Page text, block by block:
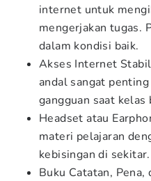
internet untuk
mengerjakan tugas.
dalam kondisi baik.
Akses Internet
andal sangat
gangguan saat kelas
Headset atau
materi pelajaran
kebisingan di sekitar.
Buku Catatan,